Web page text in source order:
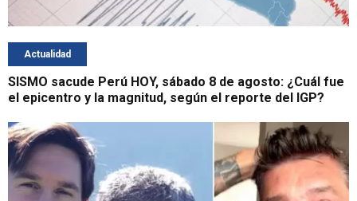
Actualidad
SISMO sacude Perú HOY, sábado 8 de agosto: ¿Cuál fue
el epicentro y la magnitud, según el reporte del IGP?